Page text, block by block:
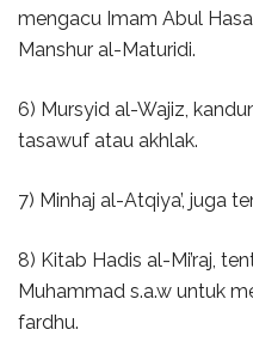
mengacu Imam Abul
Manshur al-Maturidi.
6) Mursyid al-Wajiz,
tasawuf atau akhlak.
7) Minhaj al-Atqiya’, juga
8) Kitab Hadis al-Mi’raj,
Muhammad s.a.w untuk
fardhu.